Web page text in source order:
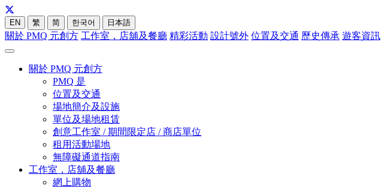
EN 繁 简 한국어 日本語
關於 PMQ 元創方 工作室，店舖及餐廳 精彩活動 設計號外 位置及交通 歷史傳承 遊客資訊
關於 PMQ 元創方
PMQ 是
位置及交通
場地簡介及設施
單位及場地租賃
創意工作室 / 期間限定店 / 商店單位
租用活動場地
無障礙通道指南
工作室，店舖及餐廳
網上購物